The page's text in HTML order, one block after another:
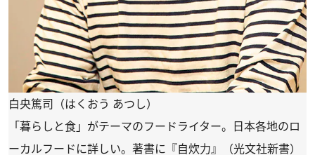
白央篤司（はくおう あつし）
「暮らしと食」がテーマのフードライター。日本各地のロ
ーカルフードに詳しい。著書に『自炊力』（光文社新書）